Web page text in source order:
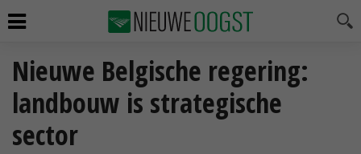
Nieuwe Belgische regering:
landbouw is strategische
sector